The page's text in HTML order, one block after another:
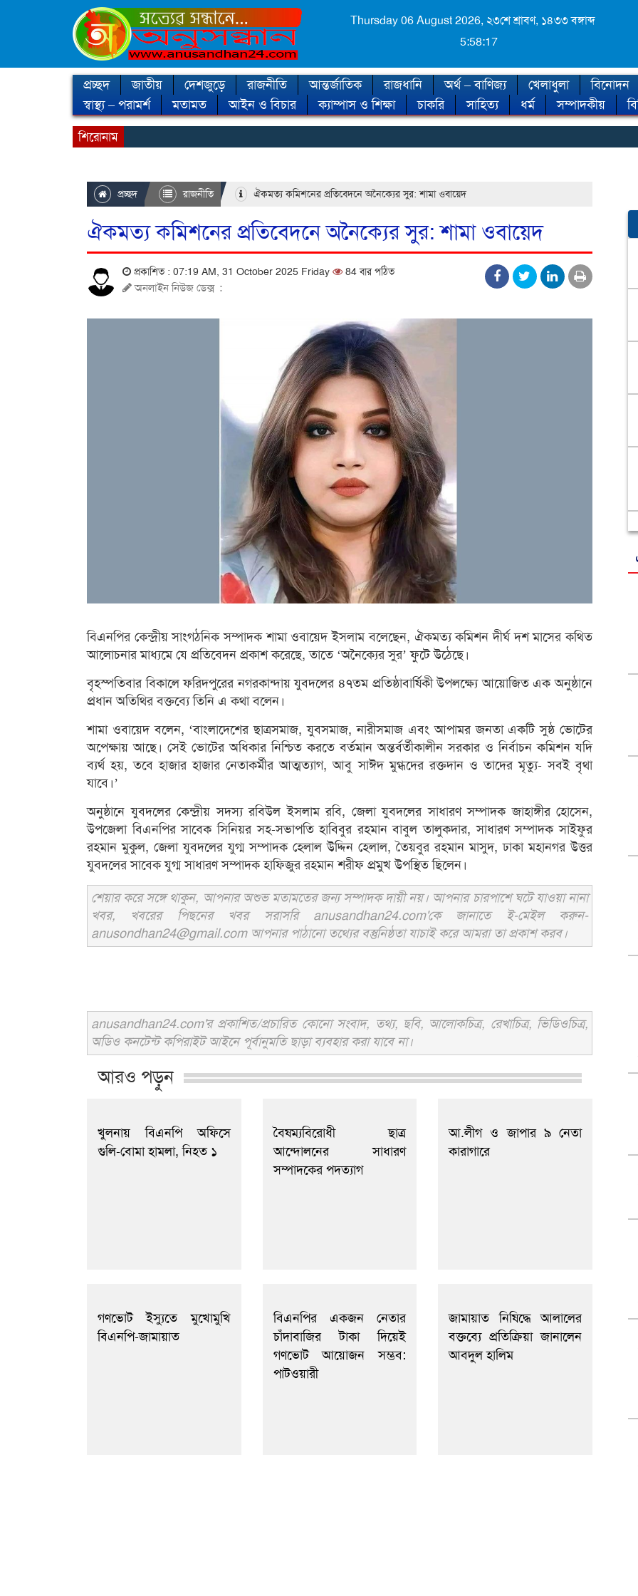
Thursday 06 August 2026, ২৩শে শ্রাবণ, ১৪৩৩ বঙ্গাব্দ
5:58:18
প্রচ্ছদ জাতীয় দেশজুড়ে রাজনীতি আন্তর্জাতিক রাজধানি অর্থ – বাণিজ্য খেলাধুলা বিনোদন
স্বাস্থ্য – পরামর্শ
মতামত আইন ও বিচার ক্যাম্পাস ও শিক্ষা চাকরি সাহিত্য ধর্ম সম্পাদকীয়
শিরোনাম ◈
প্রচ্ছদ রাজনীতি ঐকমত্য কমিশনের প্রতিবেদনে অনৈক্যের সুর: শামা ওবায়েদ
ঐকমত্য কমিশনের প্রতিবেদনে অনৈক্যের সুর: শামা ওবায়েদ
প্রকাশিত : 07:19 AM, 31 October 2025 Friday 84 বার পঠিত
অনলাইন নিউজ ডেক্স :
বিএনপির কেন্দ্রীয় সাংগঠনিক সম্পাদক শামা ওবায়েদ ইসলাম বলেছেন, ঐকমত্য কমিশন দীর্ঘ দশ মাসের কথিত
আলোচনার মাধ্যমে যে প্রতিবেদন প্রকাশ করেছে, তাতে ‘অনৈক্যের সুর’ ফুটে উঠেছে।
বৃহস্পতিবার বিকালে ফরিদপুরের নগরকান্দায় যুবদলের ৪৭তম প্রতিষ্ঠাবার্ষিকী উপলক্ষ্যে আয়োজিত এক অনুষ্ঠানে
প্রধান অতিথির বক্তব্যে তিনি এ কথা বলেন।
শামা ওবায়েদ বলেন, ‘বাংলাদেশের ছাত্রসমাজ, যুবসমাজ, নারীসমাজ এবং আপামর জনতা একটি সুষ্ঠ ভোটের
অপেক্ষায় আছে। সেই ভোটের অধিকার নিশ্চিত করতে বর্তমান অন্তর্বর্তীকালীন সরকার ও নির্বাচন কমিশন যদি
ব্যর্থ হয়, তবে হাজার হাজার নেতাকর্মীর আত্মত্যাগ, আবু সাঈদ মুগ্ধদের রক্তদান ও তাদের মৃত্যু- সবই বৃথা
যাবে।’
অনুষ্ঠানে যুবদলের কেন্দ্রীয় সদস্য রবিউল ইসলাম রবি, জেলা যুবদলের সাধারণ সম্পাদক জাহাঙ্গীর হোসেন,
উপজেলা বিএনপির সাবেক সিনিয়র সহ-সভাপতি হাবিবুর রহমান বাবুল তালুকদার, সাধারণ সম্পাদক সাইফুর
রহমান মুকুল, জেলা যুবদলের যুগ্ম সম্পাদক হেলাল উদ্দিন হেলাল, তৈয়বুর রহমান মাসুদ, ঢাকা মহানগর উত্তর
যুবদলের সাবেক যুগ্ম সাধারণ সম্পাদক হাফিজুর রহমান শরীফ প্রমুখ উপস্থিত ছিলেন।
শেয়ার করে সঙ্গে থাকুন, আপনার অশুভ মতামতের জন্য সম্পাদক দায়ী নয়। আপনার চারপাশে ঘটে যাওয়া নানা
খবর, খবরের পিছনের খবর সরাসরি anusandhan24.com'কে জানাতে ই-মেইল করুন-
anusondhan24@gmail.com আপনার পাঠানো তথ্যের বস্তুনিষ্ঠতা যাচাই করে আমরা তা প্রকাশ করব।
anusandhan24.com'র প্রকাশিত/প্রচারিত কোনো সংবাদ, তথ্য, ছবি, আলোকচিত্র, রেখাচিত্র, ভিডিওচিত্র,
অডিও কনটেন্ট কপিরাইট আইনে পূর্বানুমতি ছাড়া ব্যবহার করা যাবে না।
আরও পড়ুন
খুলনায় বিএনপি অফিসে
গুলি-বোমা হামলা, নিহত ১
বৈষম্যবিরোধী ছাত্র
আন্দোলনের সাধারণ
সম্পাদকের পদত্যাগ
আ.লীগ ও জাপার ৯ নেতা
কারাগারে
গণভোট ইস্যুতে মুখোমুখি
বিএনপি-জামায়াত
বিএনপির একজন নেতার
চাঁদাবাজির টাকা দিয়েই
গণভোট আয়োজন সম্ভব:
পাটওয়ারী
জামায়াত নিষিদ্ধে আলালের
বক্তব্যে প্রতিক্রিয়া জানালেন
আবদুল হালিম